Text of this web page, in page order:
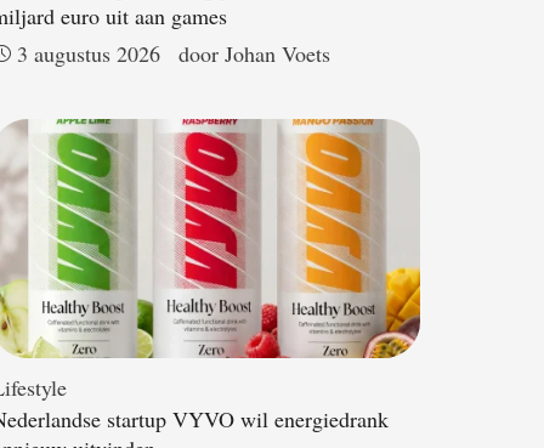
euro uit aan games
3 augustus 2026
door Johan Voets
startup VYVO wil energiedrank